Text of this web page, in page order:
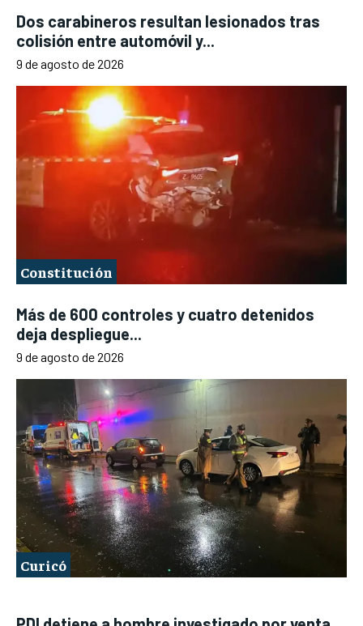
Dos carabineros resultan lesionados tras
colisión entre automóvil y...
9 de agosto de 2026
Constitución
Más de 600 controles y cuatro detenidos
deja despliegue...
9 de agosto de 2026
Curicó